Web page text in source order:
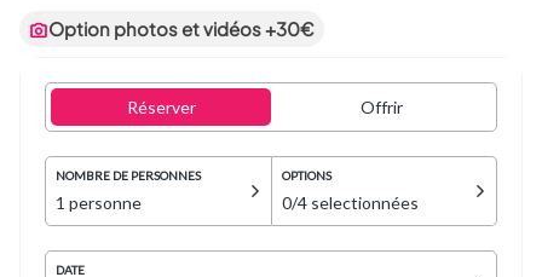
Option photos et vidéos +30€